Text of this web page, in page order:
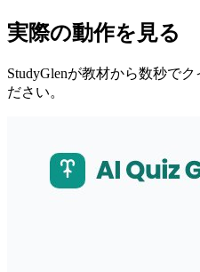
実際の動作を見る
StudyGlenが教材から数秒で
ださい。